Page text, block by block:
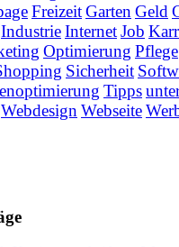
FreizeitGarten Geld
IndustrieInternetJob
Optimierung Pflege
Sicherheit
Tipps
Webdesign Webseite